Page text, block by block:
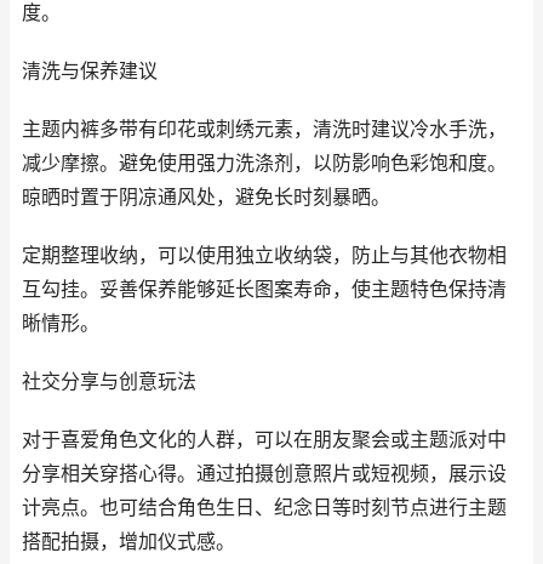
度。
清洗与保养建议
主题内裤多带有印花或刺绣元素，清洗时建议冷水手洗，
减少摩擦。避免使用强力洗涤剂，以防影响色彩饱和度。
晾晒时置于阴凉通风处，避免长时刻暴晒。
定期整理收纳，可以使用独立收纳袋，防止与其他衣物相
互勾挂。妥善保养能够延长图案寿命，使主题特色保持清
晰情形。
社交分享与创意玩法
对于喜爱角色文化的人群，可以在朋友聚会或主题派对中
分享相关穿搭心得。通过拍摄创意照片或短视频，展示设
计亮点。也可结合角色生日、纪念日等时刻节点进行主题
搭配拍摄，增加仪式感。